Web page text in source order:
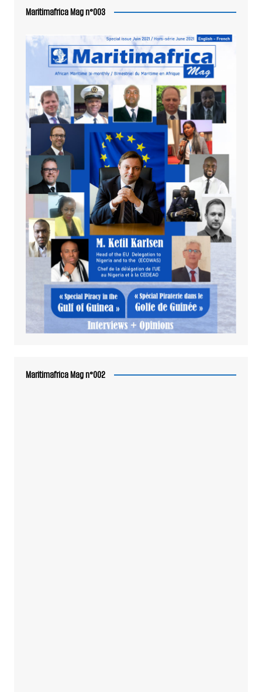
Maritimafrica Mag n°003
Maritimafrica Mag n°002